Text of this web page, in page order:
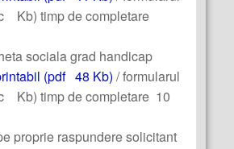
Kb) timp de completare
sociala grad handicap
(pdf 48 Kb) / formularul
Kb) timp de completare 10
proprie raspundere solicitant